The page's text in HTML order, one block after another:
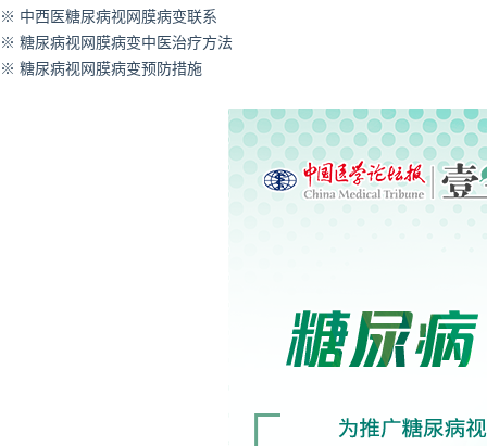
※ 中西医糖尿病视网膜病变联系
※ 糖尿病视网膜病变中医治疗方法
※ 糖尿病视网膜病变预防措施